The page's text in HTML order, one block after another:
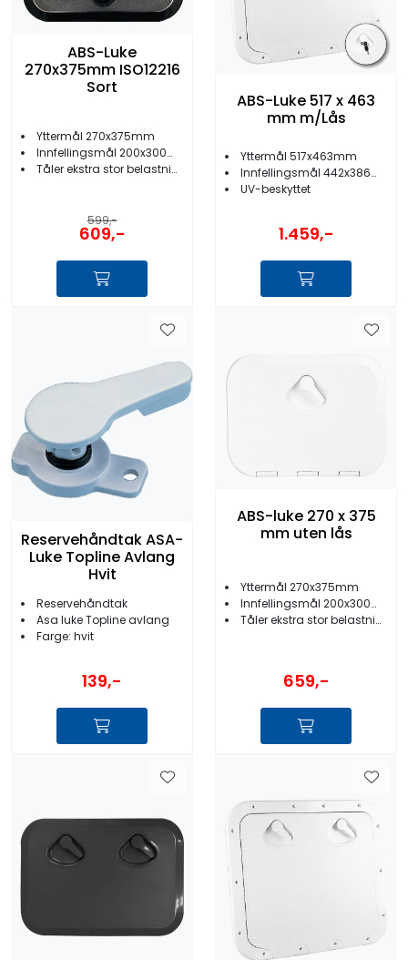
ABS-Luke
270x375mm ISO12216
Sort
Yttermål 270x375mm
Innfellingsmål 200x300mm
Tåler ekstra stor belastning
599,-
609,-
ABS-Luke 517 x 463
mm m/Lås
Yttermål 517x463mm
Innfellingsmål 442x386mm
UV-beskyttet
1.459,-
Reservehåndtak ASA-
Luke Topline Avlang
Hvit
Reservehåndtak
Asa luke Topline avlang
Farge: hvit
139,-
ABS-luke 270 x 375
mm uten lås
Yttermål 270x375mm
Innfellingsmål 200x300mm
Tåler ekstra stor belastning
659,-